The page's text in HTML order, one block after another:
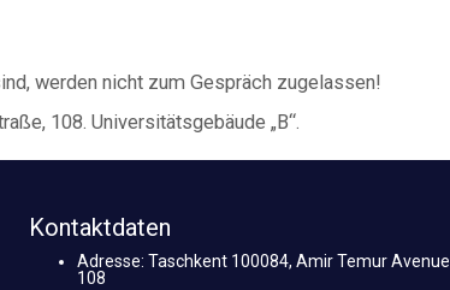
werden nicht zum Gespräch zugelassen!
108. Universitätsgebäude „B“.
Kontaktdaten
Adresse: Taschkent 100084, Amir Temur Avenue
108